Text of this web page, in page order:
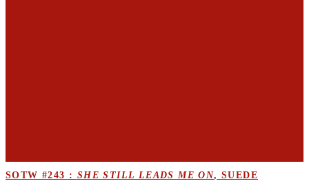
SOTW #243 : SHE STILL LEADS ME ON, SUEDE